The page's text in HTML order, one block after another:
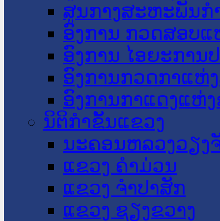
ສູນກາງສະຫະພັນກ
ອົງການ ກວດສອບແ
ອົງການ ໄອຍະການ
ອົງການກວດກາແຫ່
ອົງການກາແດງແຫ່
ນິຕິກໍາຂັ້ນແຂວງ
ນະ​ຄອນ​ຫລວງວຽງ
ແຂວງ ຄໍາມ່ວນ
ແຂວງ ຈໍາປາສັກ
ແຂວງ ຊຽງຂວາງ